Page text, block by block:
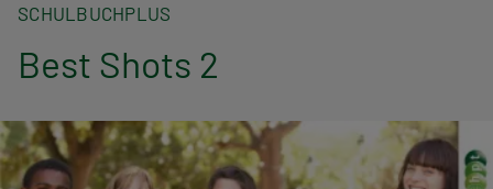
a
d
n
a
SCHULBUCHPLUS
Best Shots 2